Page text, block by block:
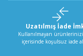
Uzatılmış İade
Kullanılmayan
içerisinde koşulsuz iade